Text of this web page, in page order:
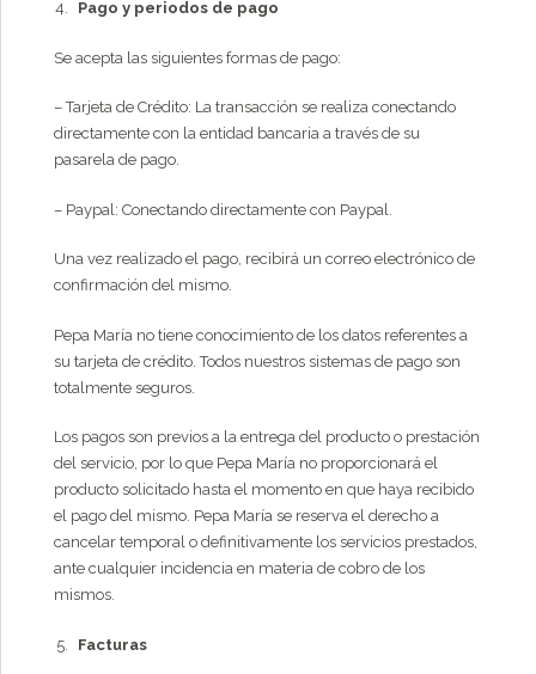
Pago y periodos de pago
Se acepta las siguientes formas de pago:
– Tarjeta de Crédito: La transacción se realiza conectando
directamente con la entidad bancaria a través de su
pasarela de pago.
– Paypal: Conectando directamente con Paypal.
Una vez realizado el pago, recibirá un correo electrónico de
confirmación del mismo.
Pepa María no tiene conocimiento de los datos referentes a
su tarjeta de crédito. Todos nuestros sistemas de pago son
totalmente seguros.
Los pagos son previos a la entrega del producto o prestación
del servicio, por lo que Pepa María no proporcionará el
producto solicitado hasta el momento en que haya recibido
el pago del mismo. Pepa María se reserva el derecho a
cancelar temporal o definitivamente los servicios prestados,
ante cualquier incidencia en materia de cobro de los
mismos.
Facturas